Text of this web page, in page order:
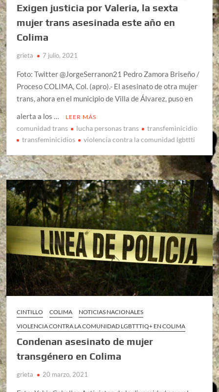
Exigen justicia por Valeria, la sexta
mujer trans asesinada este año en
Colima
grieta 7 julio, 2021
Foto: Twitter @JorgeSerranon21 Pedro Zamora Briseño /
Proceso COLIMA, Col. (apro).- El asesinato de otra mujer
trans, ahora en el municipio de Villa de Álvarez, puso en
alerta a los …
LEER MÁS
comunidad trans lucha personas trans
transfeminicidio
transfeminicidios
violencia contra la comunidad lgbttti
CINTILLO COLIMA
NOTICIAS NACIONALES
VIOLENCIA CONTRA LA COMUNIDAD LGBTTTIQ+ EN COLIMA
Condenan asesinato de mujer
transgénero en Colima
grieta 20 marzo, 2021